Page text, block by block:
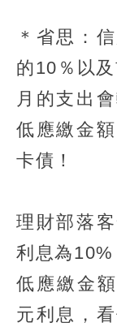
＊省思：
的10％以
月的支出
低應繳金
卡債！
理財部落
利息為
低應繳金
元利息，